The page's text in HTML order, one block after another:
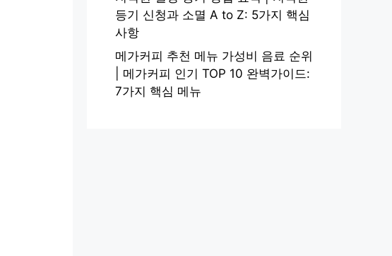
등기 신청과 소멸 A to Z: 5가지 핵심
사항
메가커피 추천 메뉴 가성비 음료 순위
| 메가커피 인기 TOP 10 완벽가이드:
7가지 핵심 메뉴